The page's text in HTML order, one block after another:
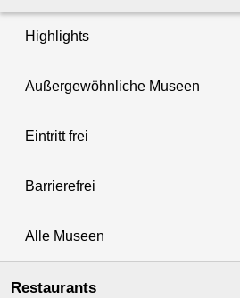
Highlights
Außergewöhnliche Museen
Eintritt frei
Barrierefrei
Alle Museen
Restaurants